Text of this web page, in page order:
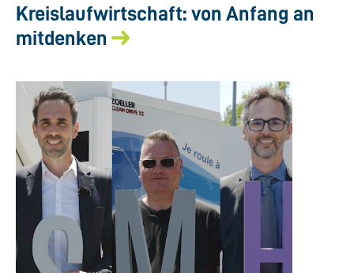
Kreislaufwirtschaft: von Anfang an
mitdenken